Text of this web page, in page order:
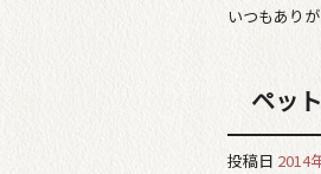
いつもあり
ペッ
投稿日 2014